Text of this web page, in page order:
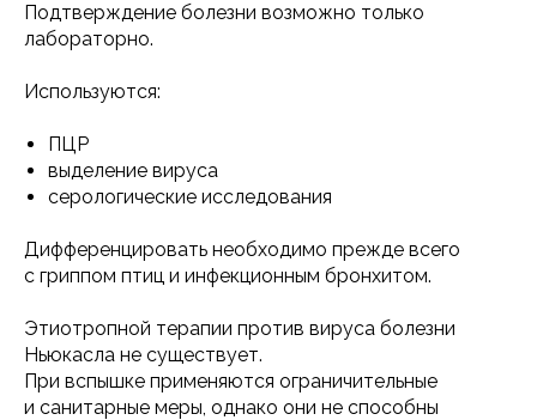
Подтверждение болезни возможно только
лабораторно.
Используются:
ПЦР
выделение вируса
серологические исследования
Дифференцировать необходимо прежде всего
с гриппом птиц и инфекционным бронхитом.
Этиотропной терапии против вируса болезни
Ньюкасла не существует.
При вспышке применяются ограничительные
и санитарные меры, однако они не способны